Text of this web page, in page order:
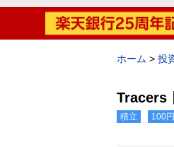
ホーム > 投
Tracers
積立 100